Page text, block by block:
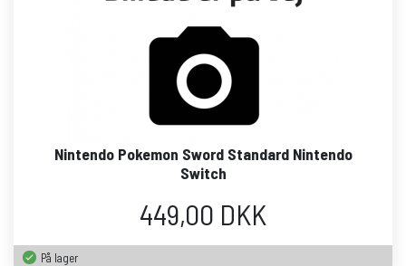
Nintendo Pokemon Sword Standard Nintendo
Switch
449,00 DKK
På lager